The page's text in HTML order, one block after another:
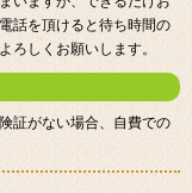
話を頂けると待ち時間の
ろしくお願いします。
証がない場合、自費での